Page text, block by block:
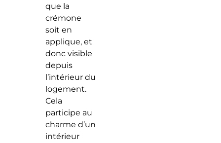
que la
crémone
soit en
applique, et
donc visible
depuis
l’intérieur du
logement.
Cela
participe au
charme d’un
intérieur